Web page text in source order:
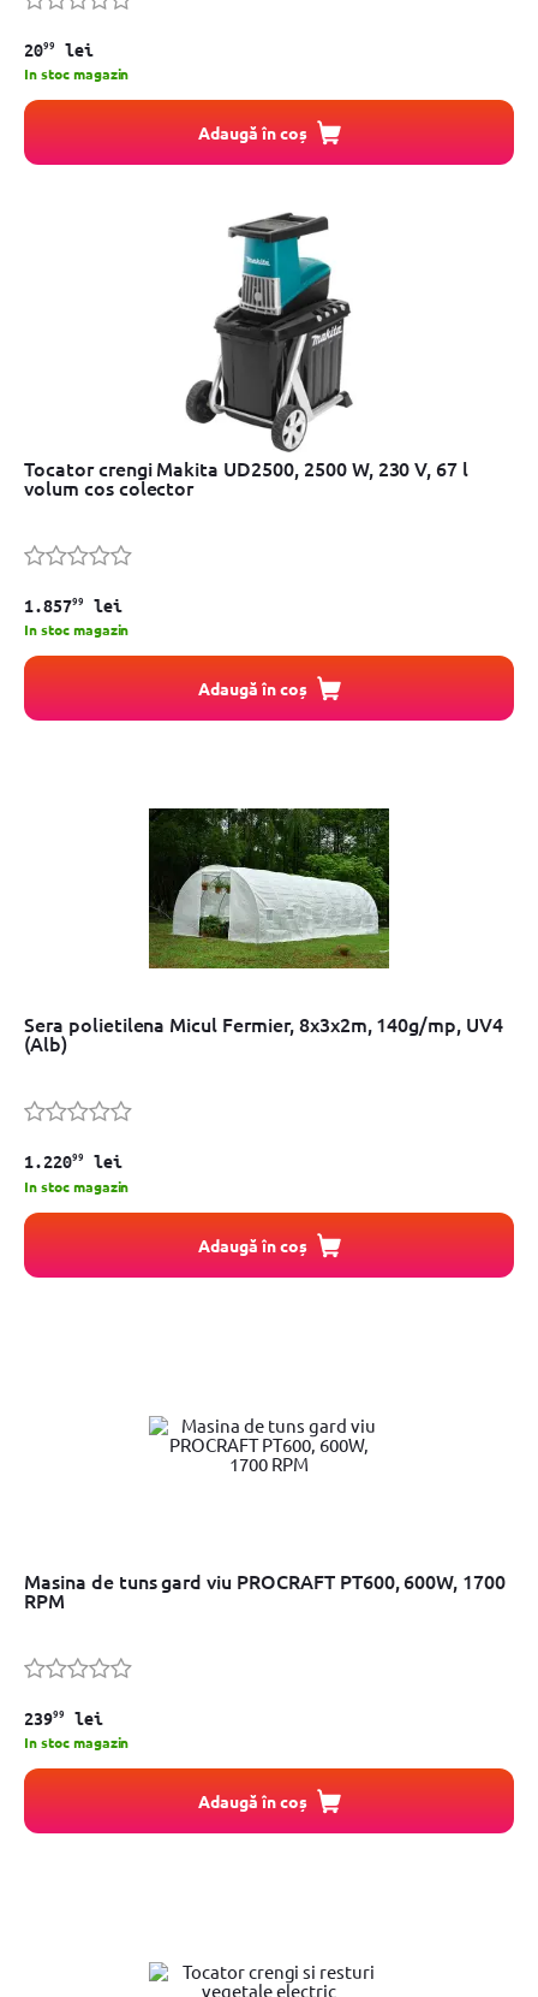
2099 lei
In stoc magazin
Adaugă în coș
Tocator crengi Makita UD2500, 2500 W, 230 V, 67 l
volum cos colector
1.85799 lei
In stoc magazin
Adaugă în coș
Sera polietilena Micul Fermier, 8x3x2m, 140g/mp, UV4
(Alb)
1.22099 lei
In stoc magazin
Adaugă în coș
Masina de tuns gard viu PROCRAFT PT600, 600W, 1700
RPM
23999 lei
In stoc magazin
Adaugă în coș